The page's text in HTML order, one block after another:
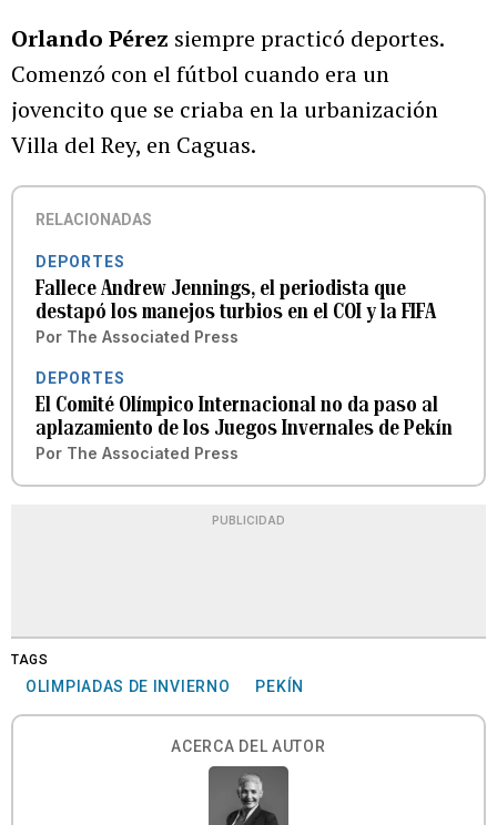
Orlando Pérez siempre practicó deportes.
Comenzó con el fútbol cuando era un
jovencito que se criaba en la urbanización
Villa del Rey, en Caguas.
RELACIONADAS
DEPORTES
Fallece Andrew Jennings, el periodista que
destapó los manejos turbios en el COI y la FIFA
Por The Associated Press
DEPORTES
El Comité Olímpico Internacional no da paso al
aplazamiento de los Juegos Invernales de Pekín
Por The Associated Press
PUBLICIDAD
TAGS
OLIMPIADAS DE INVIERNO PEKÍN
ACERCA DEL AUTOR